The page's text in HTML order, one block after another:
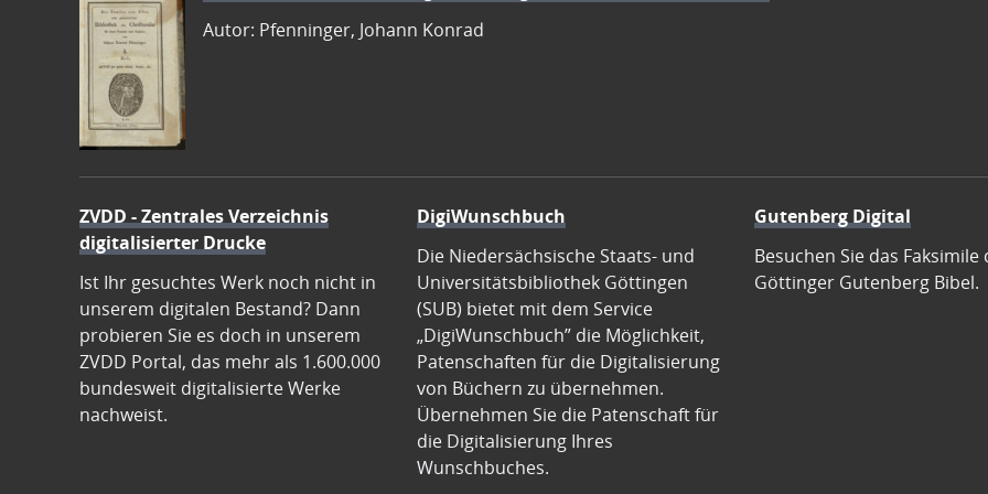
Autor: Pfenninger, Johann Konrad
ZVDD - Zentrales Verzeichnis
digitalisierter Drucke
Ist Ihr gesuchtes Werk noch nicht in
unserem digitalen Bestand? Dann
probieren Sie es doch in unserem
ZVDD Portal, das mehr als 1.600.000
bundesweit digitalisierte Werke
nachweist.
DigiWunschbuch
Die Niedersächsische Staats- und
Universitätsbibliothek Göttingen
(SUB) bietet mit dem Service
„DigiWunschbuch” die Möglichkeit,
Patenschaften für die Digitalisierung
von Büchern zu übernehmen.
Übernehmen Sie die Patenschaft für
die Digitalisierung Ihres
Wunschbuches.
Gutenberg Digital
Besuchen Sie das Faksimile
Göttinger Gutenberg Bibel.